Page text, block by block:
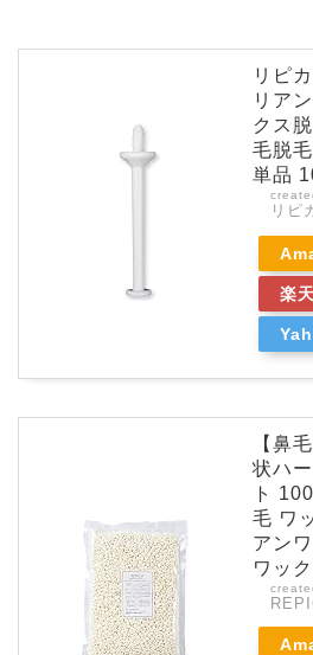
リピ
リア
クス
毛脱
単品
リピ
楽
【鼻
状ハ
ト
毛 ワ
アン
ワッ